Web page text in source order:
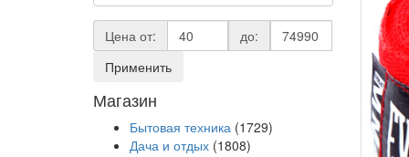
Цена от:
до:
Применить
Магазин
Бытовая техника (1729)
Дача и отдых (1808)